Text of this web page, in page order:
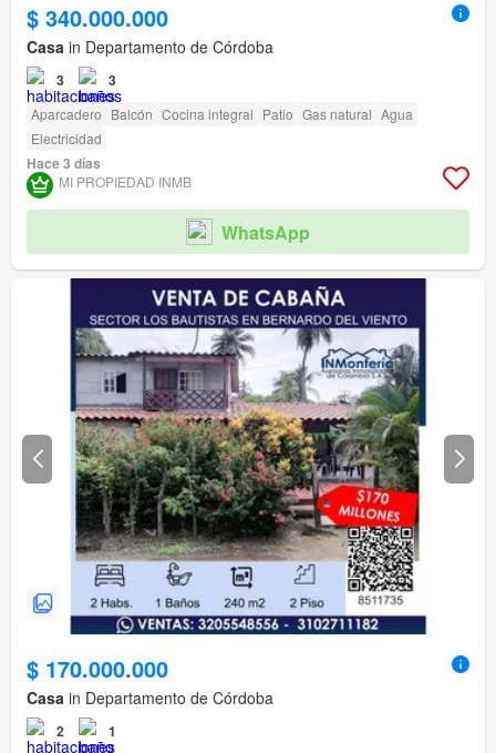
$ 340.000.000
Casa in Departamento de Córdoba
3 3
Aparcadero Balcón Cocina integral Patio Gas natural Agua
Electricidad
Hace 3 días
MI PROPIEDAD INMB
WhatsApp
$ 170.000.000
Casa in Departamento de Córdoba
2 1